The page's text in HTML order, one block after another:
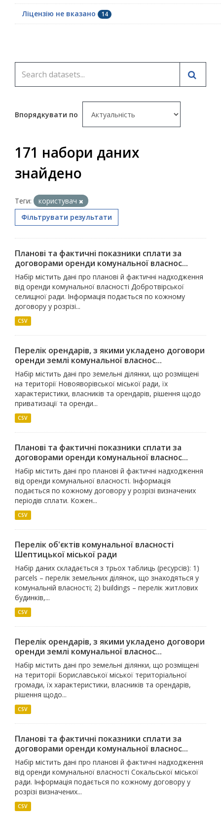
Ліцензію не вказано 14
Впорядкувати по
171 набори даних
знайдено
Теги:
користувач
Фільтрувати результати
Планові та фактичні показники сплати за
договорами оренди комунальної власнос...
Набір містить дані про планові й фактичні надходження
від оренди комунальної власності Добротвірської
селищної ради. Інформація подається по кожному
договору у розрізі...
CSV
Перелік орендарів, з якими укладено договори
оренди землі комунальної власнос...
Набір містить дані про земельні ділянки, що розміщені
на території Новояворівської міської ради, їх
характеристики, власників та орендарів, рішення щодо
приватизації та оренди...
CSV
Планові та фактичні показники сплати за
договорами оренди комунальної власнос...
Набір містить дані про планові й фактичні надходження
від оренди комунальної власності. Інформація
подається по кожному договору у розрізі визначених
періодів сплати. Кожен...
CSV
Перелік об'єктів комунальної власності
Шептицької міської ради
Набір даних складається з трьох таблиць (ресурсів): 1)
parcels – перелік земельних ділянок, що знаходяться у
комунальній власності; 2) buildings – перелік житлових
будинків,...
CSV
Перелік орендарів, з якими укладено договори
оренди землі комунальної власнос...
Набір містить дані про земельні ділянки, що розміщені
на території Бориславської міської територіальної
громади, їх характеристики, власників та орендарів,
рішення щодо...
CSV
Планові та фактичні показники сплати за
договорами оренди комунальної власнос...
Набір містить дані про планові й фактичні надходження
від оренди комунальної власності Сокальської міської
ради. Інформація подається по кожному договору у
розрізі визначених...
CSV